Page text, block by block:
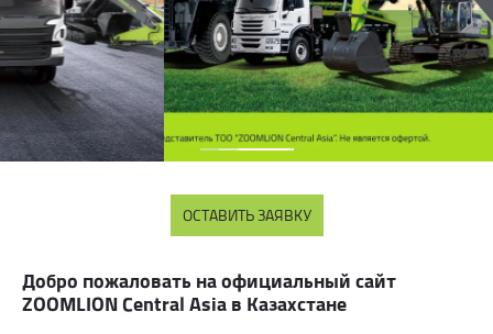
ОСТАВИТЬ ЗАЯВКУ
Добро пожаловать на официальный сайт
ZOOMLION Central Asia в Казахстане